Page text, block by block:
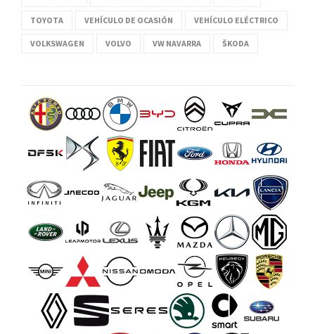
TOYOTA VEHÍCULO DE OCASIÓN VEHÍCULO ELÉCTRICO
VOLKSWAGEN VOLVO VW NAVARRA ŠKODA